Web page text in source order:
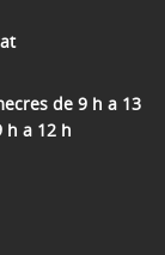
de 9 h a 13
h a 12 h